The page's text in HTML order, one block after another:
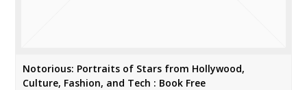
Notorious: Portraits of Stars from Hollywood,
Culture, Fashion, and Tech : Book Free